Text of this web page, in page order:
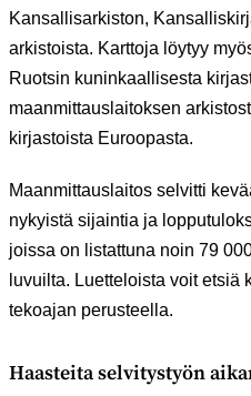
Kansallisarkiston,
arkistoista. Karttoja löytyy
Ruotsin kuninkaallisesta
maanmittauslaitoksen
kirjastoista Euroopasta.
Maanmittauslaitos selvitti
nykyistä sijaintia ja
joissa on listattuna noin 79
luvuilta. Luetteloista voit etsiä
tekoajan perusteella.
Haasteita selvitystyön